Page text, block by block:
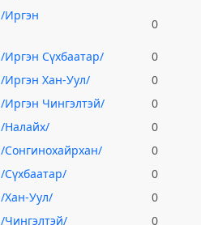
Иргэн
0
Иргэн Сүхбаатар/
0
Иргэн Хан-Уул/
0
Иргэн Чингэлтэй/
0
/Налайх/
0
Сонгинохайрхан/
0
Сүхбаатар/
0
Хан-Уул/
0
Чингэлтэй/
0